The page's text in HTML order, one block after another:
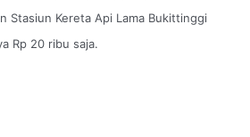
Stasiun Kereta Api Lama Bukittinggi
Rp 20 ribu saja.